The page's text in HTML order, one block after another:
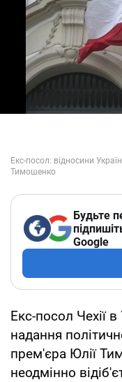
Будьте
Google
Екс-посол Чехії
надання
прем'єра Юлії
неодмінно